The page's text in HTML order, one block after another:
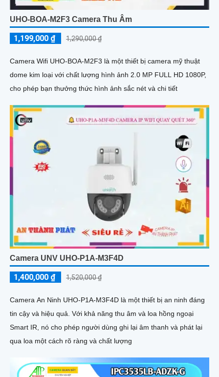
UHO-BOA-M2F3 Camera Thu Âm
1,199,000 ₫ 1,290,000 ₫
Camera Wifi UHO-BOA-M2F3 là một thiết bị camera mỹ thuật
dome kim loại với chất lượng hình ảnh 2.0 MP FULL HD 1080P,
cho phép bạn thưởng thức hình ảnh sắc nét và chi tiết
Camera UNV UHO-P1A-M3F4D
1,400,000 ₫ 1,520,000 ₫
Camera An Ninh UHO-P1A-M3F4D là một thiết bị an ninh đáng
tin cậy và hiệu quả. Với khả năng thu âm và loa hồng ngoại
Smart IR, nó cho phép người dùng ghi lại âm thanh và phát lại
qua loa một cách rõ ràng và chất lượng